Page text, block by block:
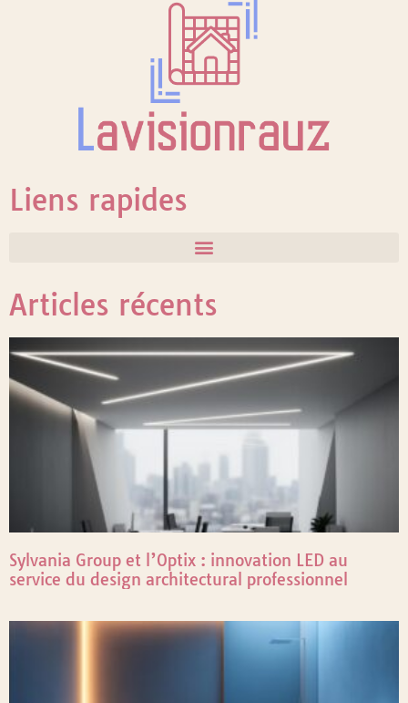
Liens rapides
Articles récents
Sylvania Group et l’Optix : innovation LED au
service du design architectural professionnel